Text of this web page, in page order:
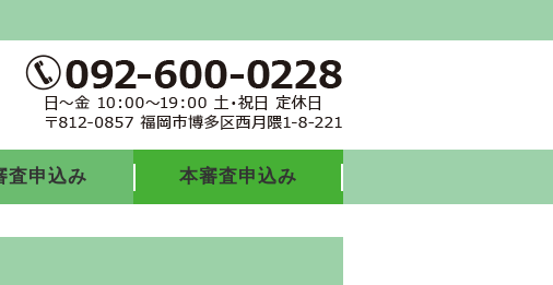
査申込み 本審査申込み